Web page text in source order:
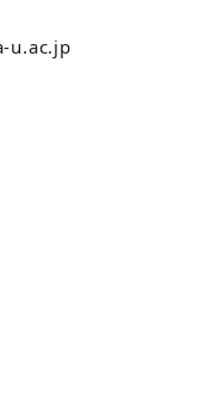
u.ac.jp